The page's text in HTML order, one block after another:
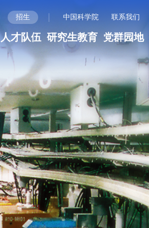
招生 | 中国科学院 联系我们
人才队伍 研究生教育 党群园地